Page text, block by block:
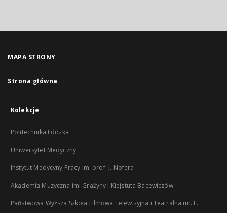
MAPA STRONY
Strona główna
Kolekcje
Politechnika Łódzka
Uniwersytet Medyczny
Instytut Medycyny Pracy im. prof. J. Nofera
Akademia Muzyczna im. Grażyny i Kiejstuta Bacewiczów
Państwowa Wyższa Szkoła Filmowa Telewizyjna i Teatralna im. L.